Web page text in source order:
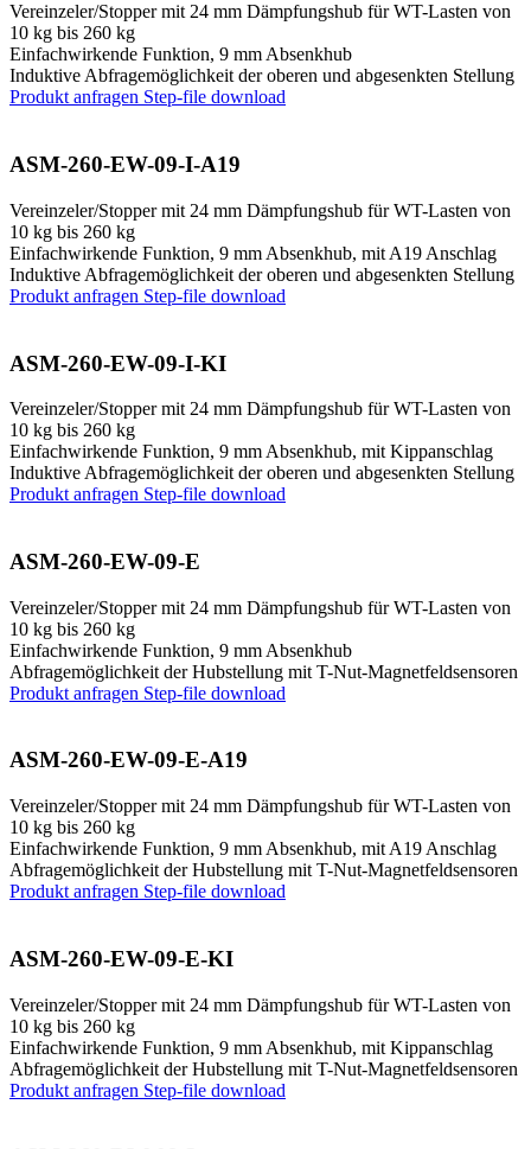
Vereinzeler/Stopper mit 24 mm Dämpfungshub für WT-Lasten von
10 kg bis 260 kg
Einfachwirkende Funktion, 9 mm Absenkhub
Induktive Abfragemöglichkeit der oberen und abgesenkten Stellung
Produkt anfragen Step-file download
ASM-260-EW-09-I-A19
Vereinzeler/Stopper mit 24 mm Dämpfungshub für WT-Lasten von
10 kg bis 260 kg
Einfachwirkende Funktion, 9 mm Absenkhub, mit A19 Anschlag
Induktive Abfragemöglichkeit der oberen und abgesenkten Stellung
Produkt anfragen Step-file download
ASM-260-EW-09-I-KI
Vereinzeler/Stopper mit 24 mm Dämpfungshub für WT-Lasten von
10 kg bis 260 kg
Einfachwirkende Funktion, 9 mm Absenkhub, mit Kippanschlag
Induktive Abfragemöglichkeit der oberen und abgesenkten Stellung
Produkt anfragen Step-file download
ASM-260-EW-09-E
Vereinzeler/Stopper mit 24 mm Dämpfungshub für WT-Lasten von
10 kg bis 260 kg
Einfachwirkende Funktion, 9 mm Absenkhub
Abfragemöglichkeit der Hubstellung mit T-Nut-Magnetfeldsensoren
Produkt anfragen Step-file download
ASM-260-EW-09-E-A19
Vereinzeler/Stopper mit 24 mm Dämpfungshub für WT-Lasten von
10 kg bis 260 kg
Einfachwirkende Funktion, 9 mm Absenkhub, mit A19 Anschlag
Abfragemöglichkeit der Hubstellung mit T-Nut-Magnetfeldsensoren
Produkt anfragen Step-file download
ASM-260-EW-09-E-KI
Vereinzeler/Stopper mit 24 mm Dämpfungshub für WT-Lasten von
10 kg bis 260 kg
Einfachwirkende Funktion, 9 mm Absenkhub, mit Kippanschlag
Abfragemöglichkeit der Hubstellung mit T-Nut-Magnetfeldsensoren
Produkt anfragen Step-file download